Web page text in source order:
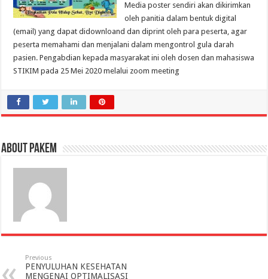
Media poster sendiri akan dikirimkan
oleh panitia dalam bentuk digital
(email) yang dapat didownloand dan diprint oleh para peserta, agar
peserta memahami dan menjalani dalam mengontrol gula darah
pasien. Pengabdian kepada masyarakat ini oleh dosen dan mahasiswa
STIKIM pada 25 Mei 2020 melalui zoom meeting
About pakem
Previous
PENYULUHAN KESEHATAN
MENGENAI OPTIMALISASI